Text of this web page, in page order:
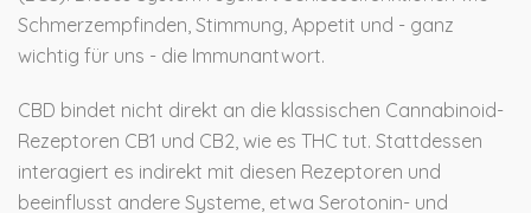
Schmerzempfinden, Stimmung, Appetit und - ganz
wichtig für uns - die Immunantwort.
CBD bindet nicht direkt an die klassischen Cannabinoid-
Rezeptoren CB1 und CB2, wie es THC tut. Stattdessen
interagiert es indirekt mit diesen Rezeptoren und
beeinflusst andere Systeme, etwa Serotonin- und